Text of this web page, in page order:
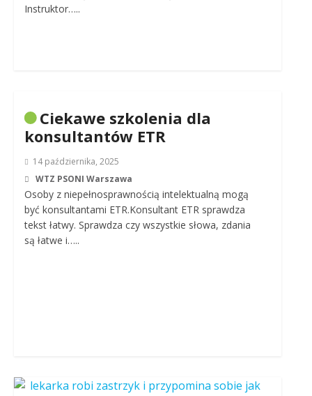
Instruktor…..
Ciekawe szkolenia dla
konsultantów ETR
14 października, 2025
WTZ PSONI Warszawa
Osoby z niepełnosprawnością intelektualną mogą
być konsultantami ETR.Konsultant ETR sprawdza
tekst łatwy. Sprawdza czy wszystkie słowa, zdania
są łatwe i…..